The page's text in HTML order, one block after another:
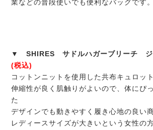
業などの普段使いでも便利なバッグです。
▼ SHIRES サドルハガーブリーチ
(税込)
コットンニットを使用した共布キュロット
伸縮性が良く肌触りがよいので、体にぴ
た
デザインでも動きやすく履き心地の良い
レディースサイズが大きいという女性の